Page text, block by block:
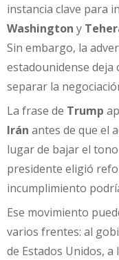
instancia clave para
Washington y
Sin embargo, la
estadounidense deja
separar la
La frase de Trump
Irán antes de que el
lugar de bajar el
presidente eligió
incumplimiento
Ese movimiento
varios frentes: al
de Estados Unidos,